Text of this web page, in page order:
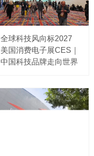
全球科技风向标2027
美国消费电子展CES｜
中国科技品牌走向世界